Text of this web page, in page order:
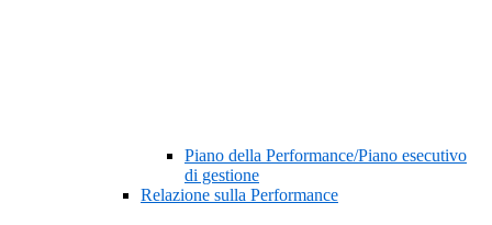
Piano della Performance/Piano esecutivo
di gestione
Relazione sulla Performance